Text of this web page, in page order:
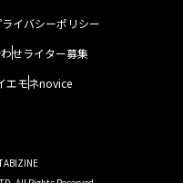
ライバシーポリシー
せライター募集
エモネnovice